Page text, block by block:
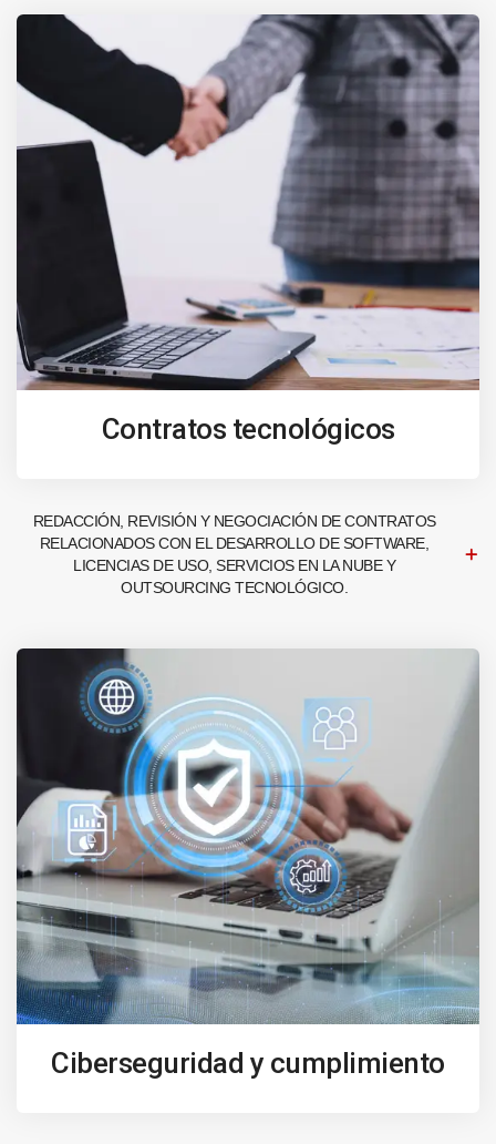
Contratos tecnológicos
REDACCIÓN, REVISIÓN Y NEGOCIACIÓN DE CONTRATOS
RELACIONADOS CON EL DESARROLLO DE SOFTWARE,
LICENCIAS DE USO, SERVICIOS EN LA NUBE Y
OUTSOURCING TECNOLÓGICO.
Ciberseguridad y cumplimiento